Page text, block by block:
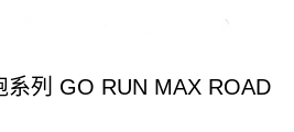
系列 GO RUN MAX ROAD